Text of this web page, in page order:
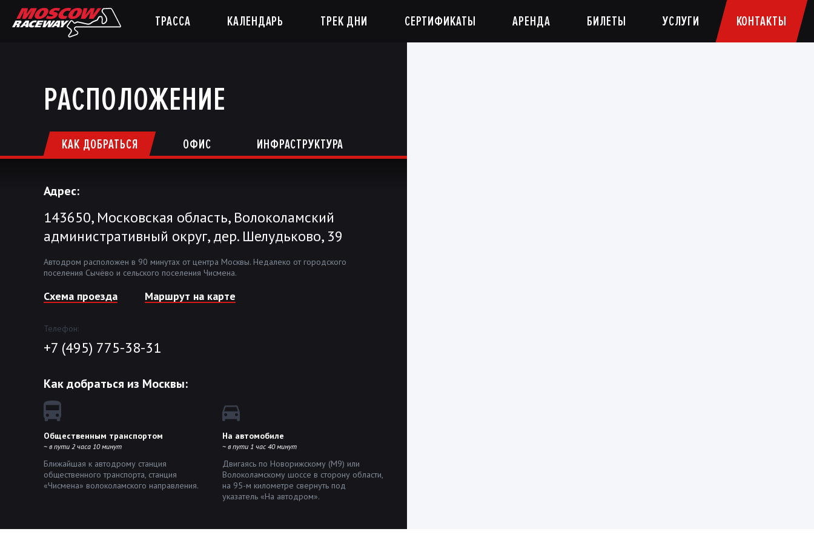
ТРАССА КАЛЕНДАРЬ ТРЕК ДНИ СЕРТИФИКАТЫ АРЕНДА БИЛЕТЫ УСЛУГИ КОНТАКТЫ
РАСПОЛОЖЕНИЕ
КАК ДОБРАТЬСЯ ОФИС ИНФРАСТРУКТУРА
Адрес:
143650, Московская область, Волоколамский
административный округ, дер. Шелудьково, 39
Автодром расположен в 90 минутах от центра Москвы. Недалеко от городского
поселения Сычёво и сельского поселения Чисмена.
Cхема проезда Маршрут на карте
Телефон:
+7 (495) 775-38-31
Как добраться из Москвы:
Общественным транспортом
~ в пути 2 часа 10 минут
Ближайшая к автодрому станция
общественного транспорта, станция
«Чисмена» волоколамского направления.
На автомобиле
~ в пути 1 час 40 минут
Двигаясь по Новорижскому (М9) или
Волоколамскому шоссе в сторону области,
на 95-м километре свернуть под
указатель «На автодром».